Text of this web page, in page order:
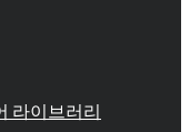
라이브러리